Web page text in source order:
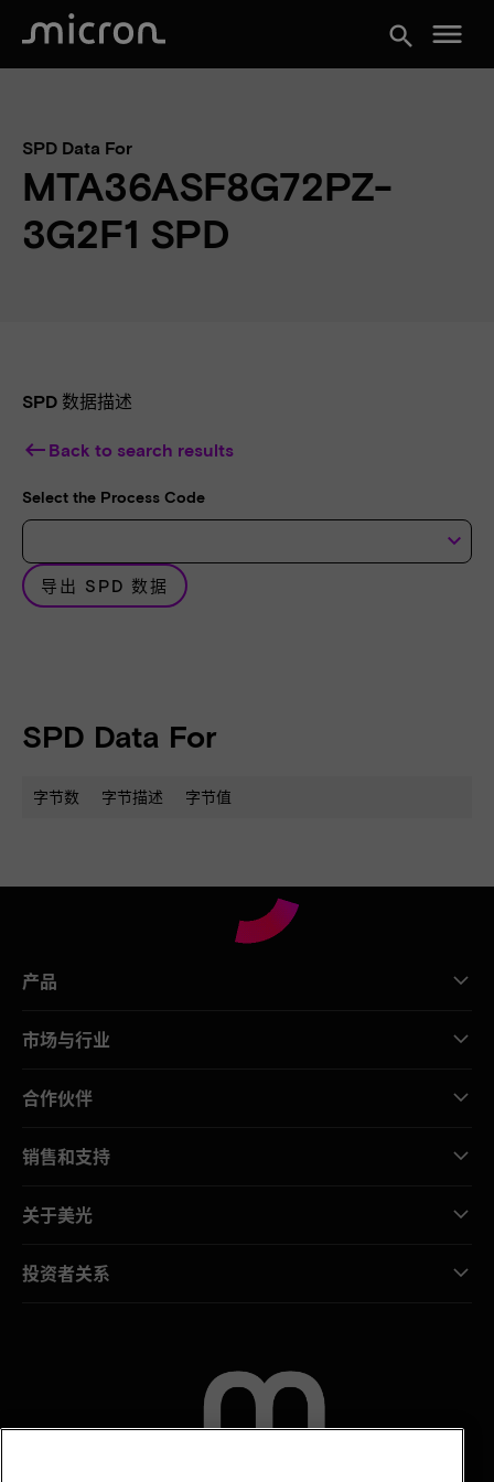
search menu
SPD Data For
MTA36ASF8G72PZ-
3G2F1 SPD
SPD 数据描述
keyboard_backspace Back to search results
Select the Process Code
keyboard_arrow_down
导出 SPD 数据
SPD Data For
字节数 字节描述 字节值
产品
市场与行业
合作伙伴
销售和支持
关于美光
投资者关系